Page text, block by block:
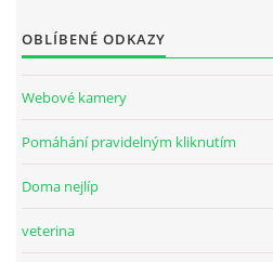
OBLÍBENÉ ODKAZY
Webové kamery
Pomáhání pravidelným kliknutím
Doma nejlíp
veterina